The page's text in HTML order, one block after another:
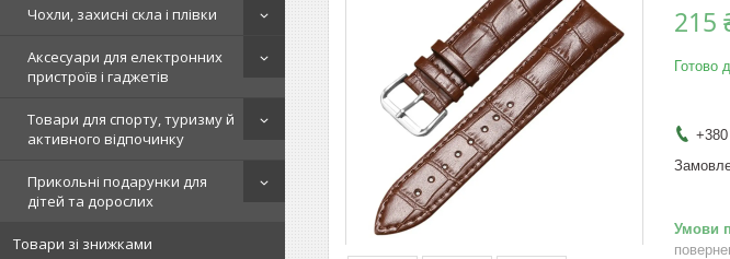
Чохли, захисні скла і плівки
Аксесуари для електронних
пристроїв і гаджетів
Товари для спорту, туризму й
активного відпочинку
Прикольні подарунки для
дітей та дорослих
Товари зі знижками
215
Готово